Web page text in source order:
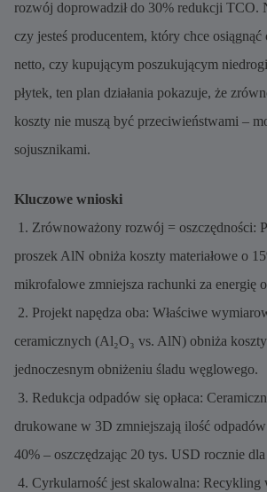
rozwój doprowadził do 30% redukcji TCO.
czy jesteś producentem, który chce
netto, czy kupującym poszukującym
płytek, ten plan działania pokazuje, że
koszty nie muszą być przeciwieństwami –
sojusznikami.
Kluczowe wnioski
1. Zrównoważony rozwój = oszczędności:
proszek AlN obniża koszty materiałowe o
mikrofalowe zmniejsza rachunki za energię
2. Projekt napędza oba: Właściwe
ceramicznych (Al₂O₃ vs. AlN) obniża
jednoczesnym obniżeniu śladu węglowego.
3. Redukcja odpadów się opłaca:
drukowane w 3D zmniejszają ilość
40% – oszczędzając 20 tys. USD rocznie
4. Cyrkularność jest skalowalna: Recykling